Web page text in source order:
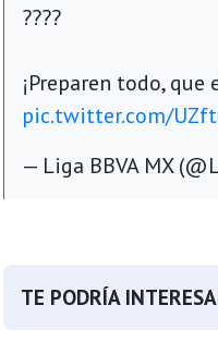
????
¡Preparen todo,
pic.twitter.com/
— Liga BBVA MX
TE PODRÍA